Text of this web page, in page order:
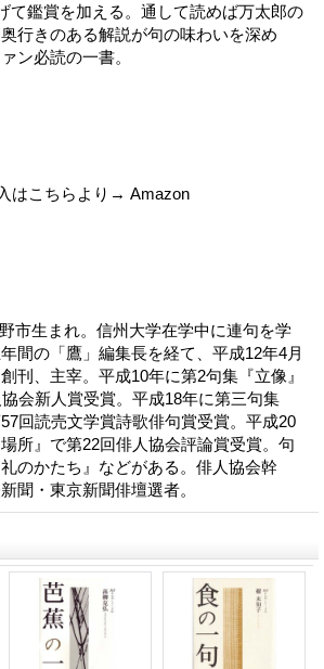
て鑑賞を加える。通して読めば万太郎の
行きのある解説が句の味わいを深め
ン必読の一書。
はこちらより→ Amazon
市生まれ。信州大学在学中に連句を学
間の「鷹」編集長を経て、平成12年4月
刊、主宰。平成10年に第2句集『立像』
会新人賞受賞。平成18年に第三句集
57回読売文学賞詩歌俳句賞受賞。平成20
所』で第22回俳人協会評論賞受賞。句
のかたち』などがある。俳人協会幹
聞・東京新聞俳壇選者。